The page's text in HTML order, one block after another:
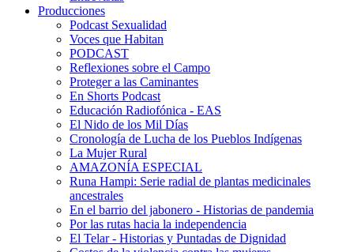
Producciones
Podcast Sexualidad
Voces que Habitan
PODCAST
Reflexiones sobre el Campo
Proteger a las Caminantes
En Shorts Podcast
Educación Radiofónica - EAS
El Nido de los Mil Días
Cronología de Lucha de los Pueblos Indígenas
La Mujer Rural
AMAZONÍA ESPECIAL
Runa Hampi: Serie radial de plantas medicinales
ancestrales
En el barrio del jabonero - Historias de pandemia
Por las rutas hacia la independencia
El Telar - Historias y Puntadas de Dignidad